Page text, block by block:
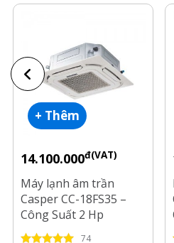
+ Thêm
14.100.000đ(VAT)
Máy lạnh âm trần
Casper CC-18FS35 –
Công Suất 2 Hp
74